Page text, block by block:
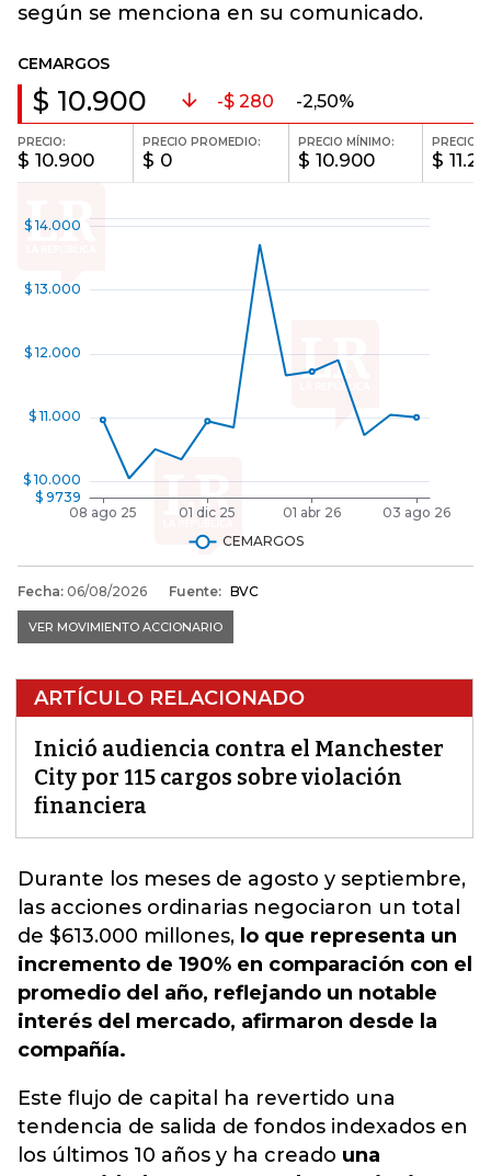
según se menciona en su comunicado.
ARTÍCULO RELACIONADO
Inició audiencia contra el Manchester
City por 115 cargos sobre violación
financiera
Durante los meses de agosto y septiembre,
las acciones ordinarias negociaron un total
de $613.000 millones, lo que representa un
incremento de 190% en comparación con el
promedio del año, reflejando un notable
interés del mercado, afirmaron desde la
compañía.
Este flujo de capital ha revertido una
tendencia de salida de fondos indexados en
los últimos 10 años y ha creado una